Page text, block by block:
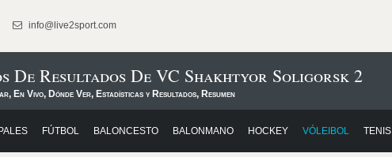
info@live2sport.com
De Resultados De VC Shakhtyor Soligorsk 2
En Vivo, Dónde Ver, Estadísticas y Resultados, Resumen
FÚTBOL BALONCESTO BALONMANO HOCKEY VÓLEIBOL TENIS